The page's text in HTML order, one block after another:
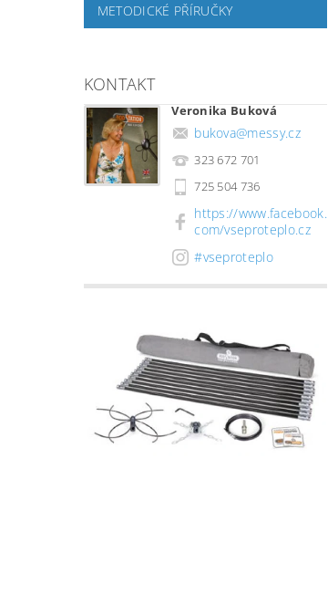
METODICKÉ PŘÍRUČKY
KONTAKT
Veronika Buková
bukova@messy.cz
323 672 701
725 504 736
https://www.facebook.
com/vseproteplo.cz
#vseproteplo